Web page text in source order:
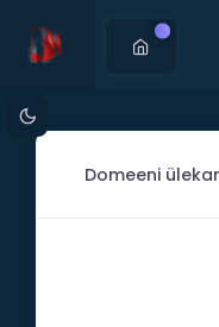
Uus
Domeeni